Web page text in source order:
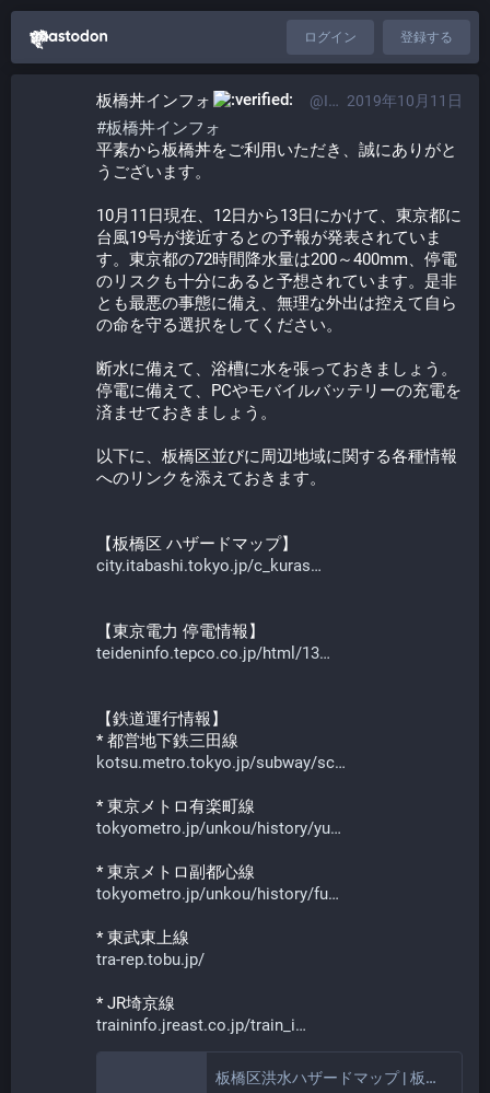
ログイン 登録する
2019年10月11日
板橋丼インフォ​ @Info@itabashi.0j0.jp
#板橋丼インフォ
平素から板橋丼をご利用いただき、誠にありがと
うございます。
10月11日現在、12日から13日にかけて、東京都に
台風19号が接近するとの予報が発表されていま
す。東京都の72時間降水量は200～400mm、停電
のリスクも十分にあると予想されています。是非
とも最悪の事態に備え、無理な外出は控えて自ら
の命を守る選択をしてください。
断水に備えて、浴槽に水を張っておきましょう。
停電に備えて、PCやモバイルバッテリーの充電を
済ませておきましょう。
以下に、板橋区並びに周辺地域に関する各種情報
へのリンクを添えておきます。
【板橋区 ハザードマップ】
city.itabashi.tokyo.jp/c_kuras
【東京電力 停電情報】
teideninfo.tepco.co.jp/html/13
【鉄道運行情報】
* 都営地下鉄三田線
kotsu.metro.tokyo.jp/subway/sc
* 東京メトロ有楽町線
tokyometro.jp/unkou/history/yu
* 東京メトロ副都心線
tokyometro.jp/unkou/history/fu
* 東武東上線
tra-rep.tobu.jp/
* JR埼京線
traininfo.jreast.co.jp/train_i
板橋区洪水ハザードマップ | 板橋区